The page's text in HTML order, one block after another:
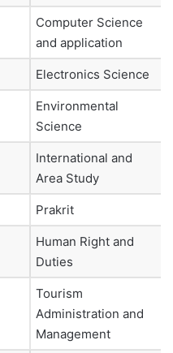
Computer Science
and application
Electronics Science
Environmental
Science
International and
Area Study
Prakrit
Human Right and
Duties
Tourism
Administration and
Management